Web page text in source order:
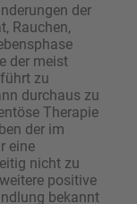
der
Rauchen,
der meist
zu
durchaus zu
Therapie
der im
eine
nicht zu
positive
bekannt